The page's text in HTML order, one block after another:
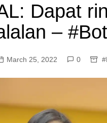
Dapat
–
March 25, 2022 0